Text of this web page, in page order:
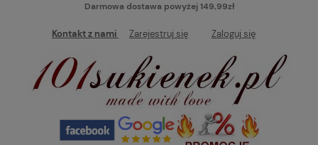
Darmowa dostawa powyżej 149,99zł
Kontakt z nami Zarejestruj się Zaloguj się